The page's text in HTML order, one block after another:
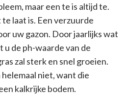
maar een te is altijd te.
laat is. Een verzuurde
uw gazon. Door jaarlijks wat
de ph-waarde van de
zal sterk en snel groeien.
niet, want die
kalkrijke bodem.